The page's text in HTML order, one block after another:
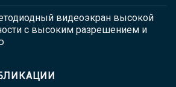
видеоэкран высокой
с высоким разрешением и